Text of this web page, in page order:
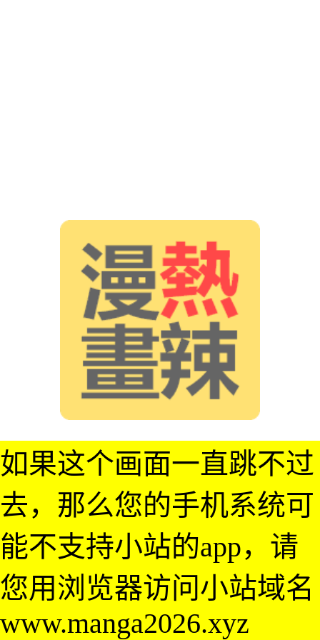
如果这个画面一直跳不过
去，那么您的手机系统可
能不支持小站的app，请
您用浏览器访问小站域名
www.manga2026.xyz